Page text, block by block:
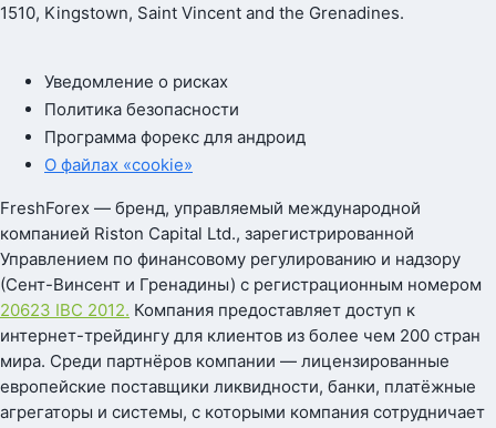
1510, Kingstown, Saint Vincent and the Grenadines.
Уведомление о рисках
Политика безопасности
Программа форекс для андроид
О файлах «cookie»
FreshForex — бренд, управляемый международной
компанией Riston Capital Ltd., зарегистрированной
Управлением по финансовому регулированию и надзору
(Сент-Винсент и Гренадины) с регистрационным номером
20623 IBC 2012. Компания предоставляет доступ к
интернет-трейдингу для клиентов из более чем 200 стран
мира. Среди партнёров компании — лицензированные
европейские поставщики ликвидности, банки, платёжные
агрегаторы и системы, с которыми компания сотрудничает